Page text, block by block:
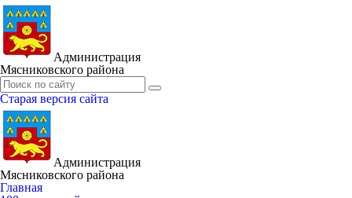
Администрация
Мясниковского района
Старая версия сайта
Администрация
Мясниковского района
Главная